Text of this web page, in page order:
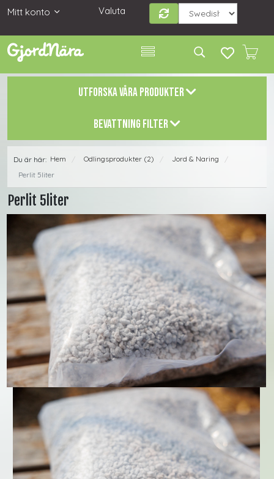
Mitt konto Valuta
UTFORSKA VÅRA PRODUKTER
BEVATTNING FILTER
Du är här: Hem / Odlingsprodukter (2) / Jord & Naring
/
Perlit 5liter
Perlit 5liter